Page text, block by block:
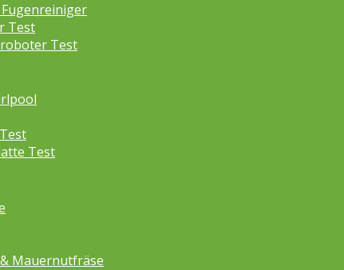
Test
Test
Test
Mauernutfräse